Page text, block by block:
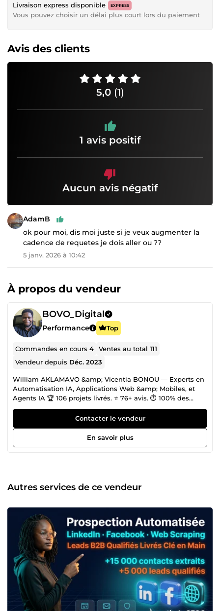
Livraison express disponible EXPRESS
Vous pouvez choisir un délai plus court lors du paiement
Avis des clients
5,0 (1)
1 avis positif
Aucun avis négatif
AdamB
ok pour moi, dis moi juste si je veux augmenter la
cadence de requetes je dois aller ou ??
5 janv. 2026 à 10:42
À propos du vendeur
BOVO_Digital
Performance Top
Commandes en cours4 Ventes au total111
Vendeur depuis Déc. 2023
William AKLAMAVO &amp; Vicentia BONOU — Experts en
Automatisation IA, Applications Web &amp; Mobiles, et
Agents IA 🏆 106 projets livrés. ⭐ 76+ avis. ⏱️ 100% des
délais respectés. 🌍 Des clients en France, Belgique,
Canada et aux États-Unis. Voilà ce que nous construisons
depuis 5 ans — pas des promesses, des systèmes qui
tournent. Nous ne livrons pas des workflows. Nous livrons
des infrastructures. La différence ? Un workflow s'arrête
Level 4. Experts n8n en production réelle. Développeurs
Flutter, Next.js, React Native, Django. Nos compétences
agents IA conversationnels et les voicebots. Nos 4
domaines d'intervention — à partir de 1 000€ 1.
Automatisation &amp; Agents IA Nous automatisons vos
processus métier de bout en bout — pas avec des
templates copiés-collés, mais avec des architectures
conçues pour tenir sous charge, gérer les erreurs
silencieusement, et vous alerter avant que vos clients ne le
fassent. Gestion des erreurs systématique, idempotence
garantie, monitoring intégré. Chaque workflow livré inclut
une couche de surveillance et une documentation
Contacter le vendeur
En savoir plus
Autres services de ce vendeur